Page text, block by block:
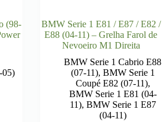
(98-
05)
BMW Serie 1 E81 / E87 / E82 /
E88 (04-11) – Grelha Farol de
Nevoeiro M1 Direita
BMW Serie 1 Cabrio E88
(07-11), BMW Serie 1
Coupé E82 (07-11),
BMW Serie 1 E81 (04-
11), BMW Serie 1 E87
(04-11)